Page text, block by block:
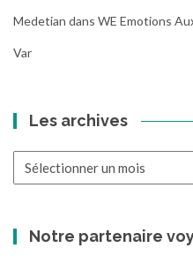
Medetian dans WE Emotions
Var
Les archives
Notre partenaire